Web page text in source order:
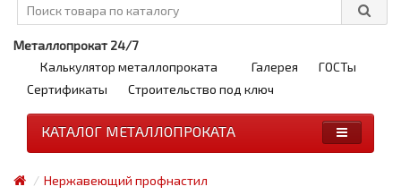
Металлопрокат 24/7
Калькулятор металлопроката
Галерея
ГОСТы
Сертификаты
Строительство под ключ
КАТАЛОГ МЕТАЛЛОПРОКАТА
Нержавеющий профнастил